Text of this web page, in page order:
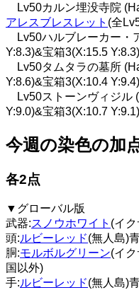
Lv50カルン埋没寺院
アレスブレスレット (全
Lv50ハルブレーカー・
Y:8.3)&宝箱3(X:15.5 Y:8.3)
Lv50タムタラの墓所
Y:8.6)&宝箱3(X:10.4 Y:9.4)
Lv50ストーンヴィジル
Y:9.0)&宝箱3(X:10.7 Y:9.1)
今週の染色の加
各2点
▼グローバル版
武器:スノウホワイト (イ
頭:ルビーレッド(無人島)
胴:モルボルグリーン(イ
国以外)
手:ルビーレッド(無人島)